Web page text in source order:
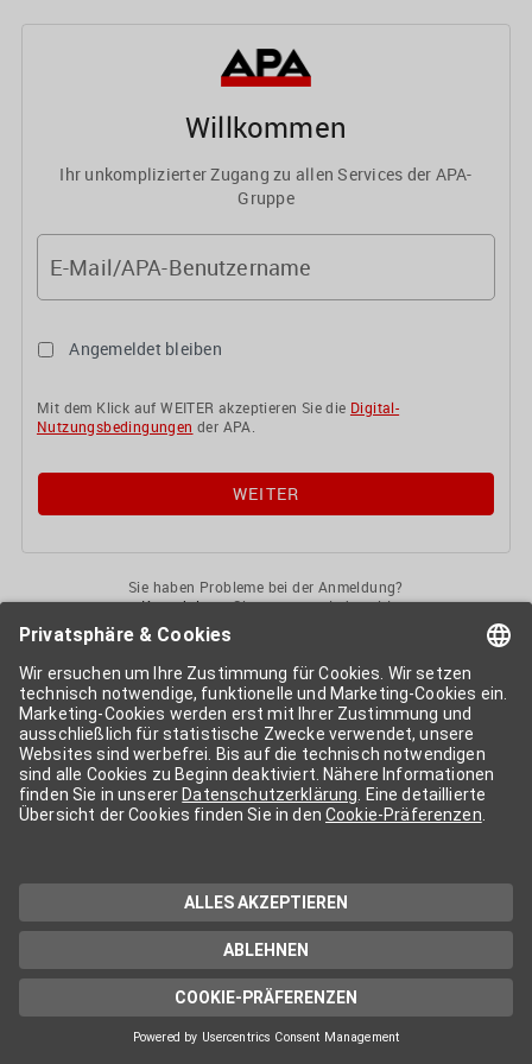
Willkommen
Ihr unkomplizierter Zugang zu allen Services der APA-
Gruppe
E-Mail/APA-Benutzername
Angemeldet bleiben
Mit dem Klick auf WEITER akzeptieren Sie die Digital-
Nutzungsbedingungen der APA.
Sie haben Probleme bei der Anmeldung?
KontaktierenSie uns gerne jederzeit!
APA-User
Services der APA-Gruppe. Für die Nutzung der einzelnen Anwendungen
kann eine weitere Freischaltung nötig sein. Kosten fallen nur nach einer
Bestellung und genauer Kosteninformation an.
Wenn nicht anders erwähnt, gelten dieAllgemeinen
Geschäftsbedingungender APA - Austria Presse Agentur.
Die von Ihnen angegebenen Daten werden ausschließlich für die
Zwecke der Demo-Nutzung bzw. des Vertragsverhältnisses genutzt.
Eine darüber hinaus gehende oder andersartige Verwendung ist nur mit
technischen Support stehen wir Ihnen jederzeit gerne zur Verfügung.
Datenschutzerklärung
Cookie-Präferenzen